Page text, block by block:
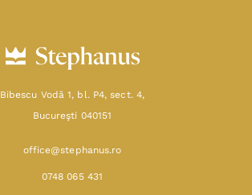
Bibescu Vodă 1, bl. P4, sect. 4,
Bucureşti 040151
office@stephanus.ro
0748 065 431